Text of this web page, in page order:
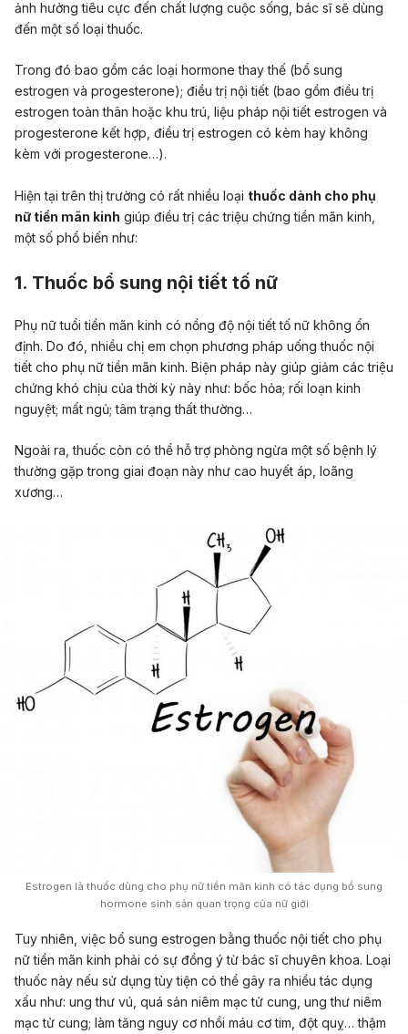
ảnh hưởng tiêu cực đến chất lượng cuộc sống, bác sĩ sẽ dùng
đến một số loại thuốc.
Trong đó bao gồm các loại hormone thay thế (bổ sung
estrogen và progesterone); điều trị nội tiết (bao gồm điều trị
estrogen toàn thân hoặc khu trú, liệu pháp nội tiết estrogen và
progesterone kết hợp, điều trị estrogen có kèm hay không
kèm với progesterone…).
Hiện tại trên thị trường có rất nhiều loại thuốc dành cho phụ
nữ tiền mãn kinh giúp điều trị các triệu chứng tiền mãn kinh,
một số phổ biến như:
1. Thuốc bổ sung nội tiết tố nữ
Phụ nữ tuổi tiền mãn kinh có nồng độ nội tiết tố nữ không ổn
định. Do đó, nhiều chị em chọn phương pháp uống thuốc nội
tiết cho phụ nữ tiền mãn kinh. Biện pháp này giúp giảm các triệu
chứng khó chịu của thời kỳ này như: bốc hỏa; rối loạn kinh
nguyệt; mất ngủ; tâm trạng thất thường…
Ngoài ra, thuốc còn có thể hỗ trợ phòng ngừa một số bệnh lý
thường gặp trong giai đoạn này như cao huyết áp, loãng
xương…
Estrogen là thuốc dùng cho phụ nữ tiền mãn kinh có tác dụng bổ sung
hormone sinh sản quan trọng của nữ giới
Tuy nhiên, việc bổ sung estrogen bằng thuốc nội tiết cho phụ
nữ tiền mãn kinh phải có sự đồng ý từ bác sĩ chuyên khoa. Loại
thuốc này nếu sử dụng tùy tiện có thể gây ra nhiều tác dụng
xấu như: ung thư vú, quá sản niêm mạc tử cung, ung thư niêm
mạc tử cung; làm tăng nguy cơ nhồi máu cơ tim, đột quỵ… thậm